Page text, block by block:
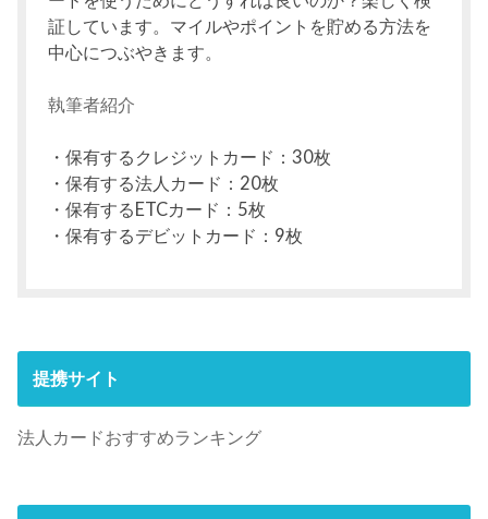
証しています。マイルやポイントを貯める方法を
中心につぶやきます。
執筆者紹介
・保有するクレジットカード：30枚
・保有する法人カード：20枚
・保有するETCカード：5枚
・保有するデビットカード：9枚
提携サイト
法人カードおすすめランキング